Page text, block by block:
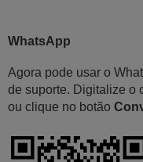
WhatsApp
Agora pode usar o
de suporte. Digitalize o
ou clique no botão